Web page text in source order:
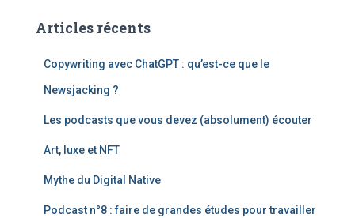
rArticles récents
Copywriting avec ChatGPT : qu’est-ce que le
Newsjacking ?
Les podcasts que vous devez (absolument) écouter
Art, luxe et NFT
Mythe du Digital Native
Podcast n°8 : faire de grandes études pour travailler